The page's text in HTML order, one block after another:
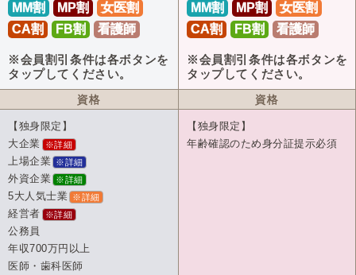
MM割 MP割
女医割
CA割
FB割 看護師
※会員割引条件は各ボタンを
タップしてください。
資格
【独身限定】
大企業
※詳細
上場企業 ※詳細
外資企業 ※詳細
5大人気士業 ※詳細
経営者 ※詳細
公務員
年収700万円以上
医師・歯科医師
MM割 MP割
女医割
CA割
FB割 看護師
※会員割引条件は各ボタンを
タップしてください。
資格
【独身限定】
年齢確認のため身分証提示必須